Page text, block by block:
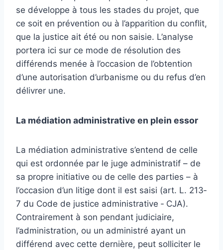
se développe à tous les stades du projet, que
ce soit en prévention ou à l’apparition du conflit,
que la justice ait été ou non saisie. L’analyse
portera ici sur ce mode de résolution des
différends menée à l’occasion de l’obtention
d’une autorisation d’urbanisme ou du refus d’en
délivrer une.
La médiation administrative en plein essor
La médiation administrative s’entend de celle
qui est ordonnée par le juge administratif – de
sa propre initiative ou de celle des parties – à
l’occasion d’un litige dont il est saisi (art. L. 213‐
7 du Code de justice administrative ‐ CJA).
Contrairement à son pendant judiciaire,
l’administration, ou un administré ayant un
différend avec cette dernière, peut solliciter le